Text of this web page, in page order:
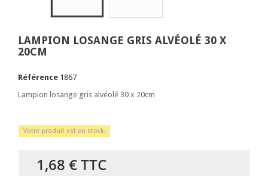
LAMPION LOSANGE GRIS ALVÉOLÉ 30 X
20CM
Référence 1867
Lampion losange gris alvéolé 30 x 20cm
Votre produit est en stock.
1,68 €TTC